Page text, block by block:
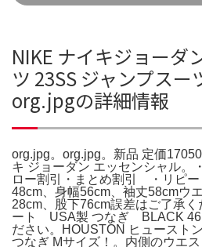
NIKE ナイキジョーダ
ツ 23SS ジャンプスー
org.jpgの詳細情報
org.jpg。org.jpg。新品 定価
キ ジョーダン エッセンシャル
ロー割引・まとめ割引 ・リピ
48cm、身幅56cm、袖丈58cmウ
28cm、股下76cm誤差はご了承
ート USA製 つなぎ BLACK 46
ださい。HOUSTON ヒュースト
つなぎ Mサイズ！。内側のウエ